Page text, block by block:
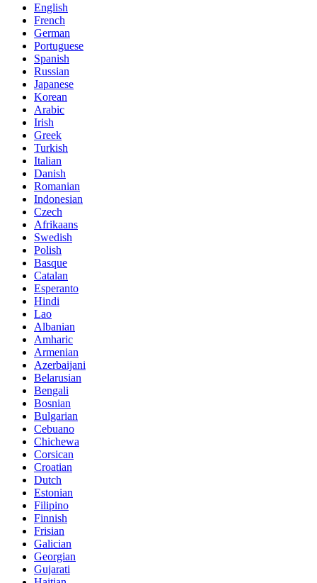
English
French
German
Portuguese
Spanish
Russian
Japanese
Korean
Arabic
Irish
Greek
Turkish
Italian
Danish
Romanian
Indonesian
Czech
Afrikaans
Swedish
Polish
Basque
Catalan
Esperanto
Hindi
Lao
Albanian
Amharic
Armenian
Azerbaijani
Belarusian
Bengali
Bosnian
Bulgarian
Cebuano
Chichewa
Corsican
Croatian
Dutch
Estonian
Filipino
Finnish
Frisian
Galician
Georgian
Gujarati